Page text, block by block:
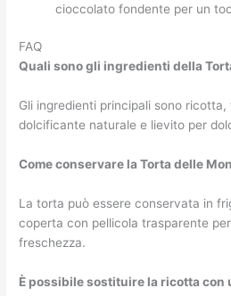
cioccolato fondente per un
FAQ
Quali sono gli ingredienti della
Gli ingredienti principali sono
dolcificante naturale e lievito per
Come conservare la Torta delle
La torta può essere conservata in
coperta con pellicola trasparente
freschezza.
È possibile sostituire la ricotta con